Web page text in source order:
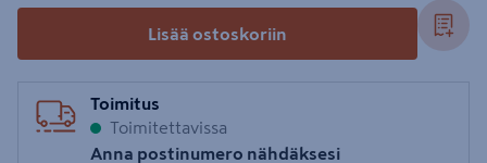
Lisää ostoskoriin
Toimitus
Toimitettavissa
Anna postinumero nähdäksesi